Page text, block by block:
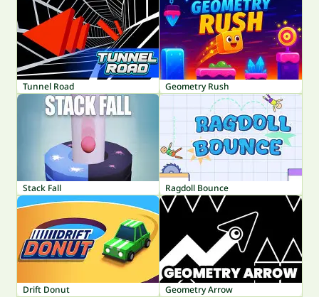
Tunnel Road Geometry Rush
Stack Fall Ragdoll Bounce
Drift Donut Geometry Arrow